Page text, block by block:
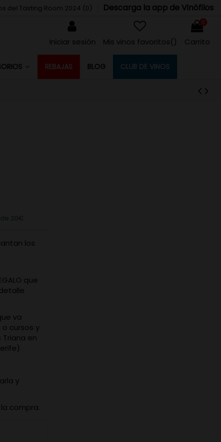
del Tasting Room 2024 (0) Descarga la app de Vinófilos
Iniciar sesión Mis vinos favoritos() Carrito
REBAJAS BLOG CLUB DE VINOS
los
que
va
cursos y
en
y
compra.